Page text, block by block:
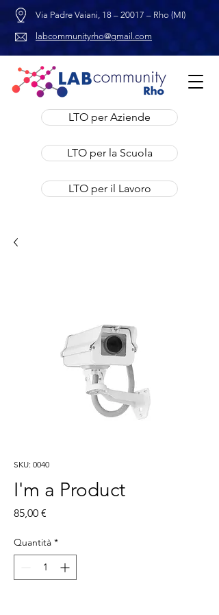
Via Padre Vaiani, 18 – 20017 – Rho (MI)
labcommunityrho@gmail.com
LTO per Aziende
LTO per la Scuola
LTO per il Lavoro
SKU: 0040
I'm a Product
85,00 €
Quantità *